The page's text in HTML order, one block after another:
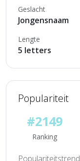
Geslacht
Jongensnaam
Lengte
5 letters
Populariteit
#2149
Ranking
Populariteitstrend